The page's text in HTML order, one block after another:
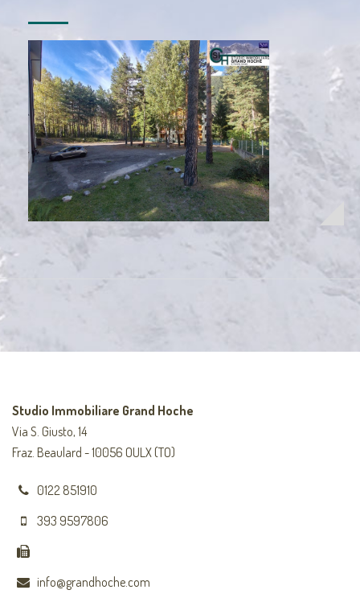
Studio Immobiliare Grand Hoche
Via S. Giusto, 14
Fraz. Beaulard - 10056 OULX (TO)
0122 851910
393 9597806
info@grandhoche.com